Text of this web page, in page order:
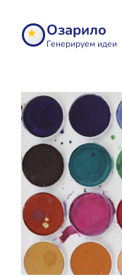
содержимому
Озарило
Генерируем идеи